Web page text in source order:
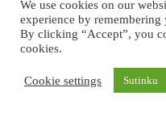
We use cookies on our
experience by remembering
By clicking “Accept”, you
cookies.
Cookie settings Sutinku